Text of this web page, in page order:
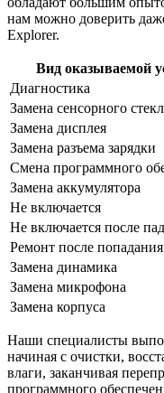
нам можно доверить
Explorer.
Вид оказываемой
Диагностика
Замена сенсорного
Замена дисплея
Замена разъема зарядки
Смена программного
Замена аккумулятора
Не включается
Не включается после
Ремонт после
Замена динамика
Замена микрофона
Замена корпуса
Наши специалисты
начиная с очистки,
влаги, заканчивая
программного